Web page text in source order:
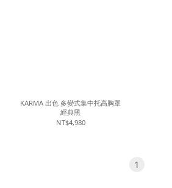
KARMA 出色 多變式集中托高胸罩
經典黑
NT$4,980
1